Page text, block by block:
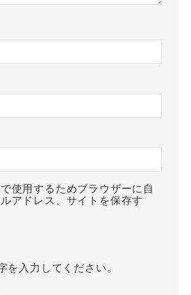
使用するためブラウザーに自
アドレス、サイトを保存す
を入力してください。